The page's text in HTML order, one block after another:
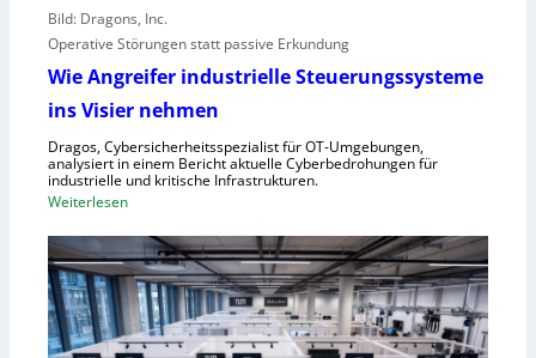
o
r
ü
r
e
n
t
r
a
l
e
u
e
i
r
n
,
w
a
c
h
Bild: Dragons, Inc.
Operative Störungen statt passive Erkundung
Wie Angreifer industrielle Steuerungssysteme
ins Visier nehmen
Dragos, Cybersicherheitsspezialist für OT-Umgebungen,
analysiert in einem Bericht aktuelle Cyberbedrohungen für
industrielle und kritische Infrastrukturen.
Weiterlesen:
e
A
n
g